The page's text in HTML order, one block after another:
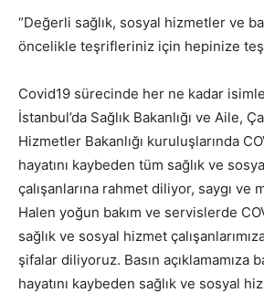
“Değerli sağlık, sosyal hizmetler ve
öncelikle teşrifleriniz için hepinize
Covid19 sürecinde her ne kadar
İstanbul’da Sağlık Bakanlığı ve Aile,
Hizmetler Bakanlığı kuruluşlarında
hayatını kaybeden tüm sağlık ve
çalışanlarına rahmet diliyor, saygı ve
Halen yoğun bakım ve servislerde
sağlık ve sosyal hizmet
şifalar diliyoruz. Basın açıklamamıza
hayatını kaybeden sağlık ve sosyal